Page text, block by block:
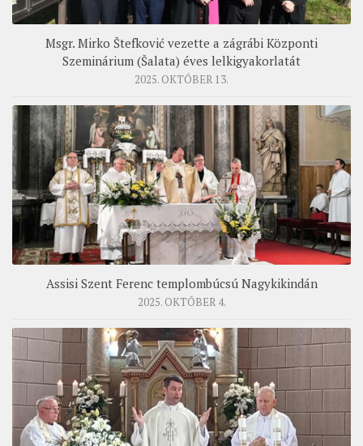
Msgr. Mirko Štefković vezette a zágrábi Központi
Szeminárium (Šalata) éves lelkigyakorlatát
2025. OKTÓBER 13.
Assisi Szent Ferenc templombúcsú Nagykikindán
2025. OKTÓBER 4.